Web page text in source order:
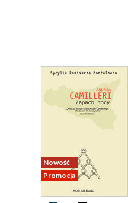
Nowość
Promocja